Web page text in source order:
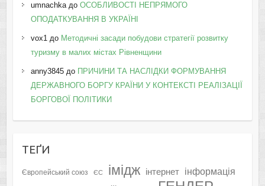
umnachkaдо ОСОБЛИВОСТІ НЕПРЯМОГО
ОПОДАТКУВАННЯ В УКРАЇНІ
vox1до Методичні засади побудови стратегії розвитку
туризму в малих містах Рівненщини
anny3845до ПРИЧИНИ ТА НАСЛІДКИ ФОРМУВАННЯ
ДЕРЖАВНОГО БОРГУ КРАЇНИ У КОНТЕКСТІ РЕАЛІЗАЦІЇ
БОРГОВОЇ ПОЛІТИКИ
ТЕҐИ
Європейський союз ЄС імідж інтернет інформація